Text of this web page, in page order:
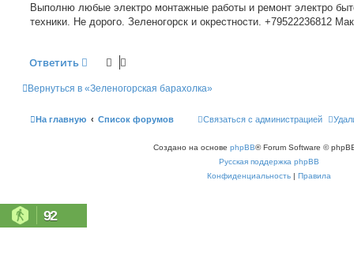
о
щ
е
Выполню любые электро монтажные работы и ремонт электро
техники. Не дорого. Зеленогорск и окрестности. +79522236812
Ответить
Вернуться в «Зеленогорская барахолка»
На главную Список форумов Связаться с администрацией
Создано на основе phpBB® Forum Software ©
Русская поддержка phpBB
Конфиденциальность | Правила
92